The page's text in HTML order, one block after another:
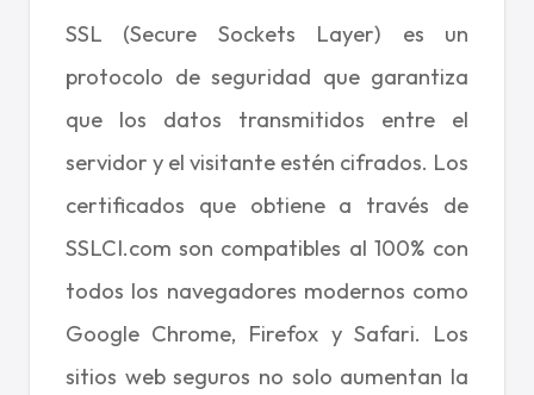
SSL (Secure Sockets Layer) es un
protocolo de seguridad que garantiza
que los datos transmitidos entre el
servidor y el visitante estén cifrados. Los
certificados que obtiene a través de
SSLCI.com son compatibles al 100% con
todos los navegadores modernos como
Google Chrome, Firefox y Safari. Los
sitios web seguros no solo aumentan la